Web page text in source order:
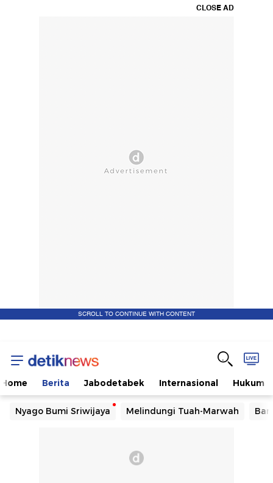
CLOSE AD
SCROLL TO CONTINUE WITH CONTENT
Home Berita Jabodetabek Internasional Hukum
Nyago Bumi Sriwijaya Melindungi Tuah-Marwah